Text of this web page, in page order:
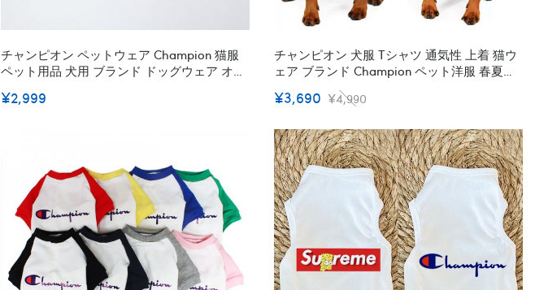
チャンピオン ペットウェア Champion 猫服
ペット用品 犬用 ブランド ドッグウェア オシ
り可愛い 柔らかい ファッション 犬服 ペット
¥2,999
チャンピオン 犬服 Tシャツ 通気性 上着 猫ウ
ェア ブランド Champion ペット洋服 春夏ド
ッグウェア ボックス ペット服 ロゴtシャツ
ホワイト/レッド/ブラック 韓国 通販 T-シャ
¥3,690 ¥4,990